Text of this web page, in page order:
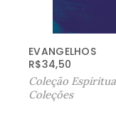
EVANGELHOS
R$34,50
Coleção
Coleções